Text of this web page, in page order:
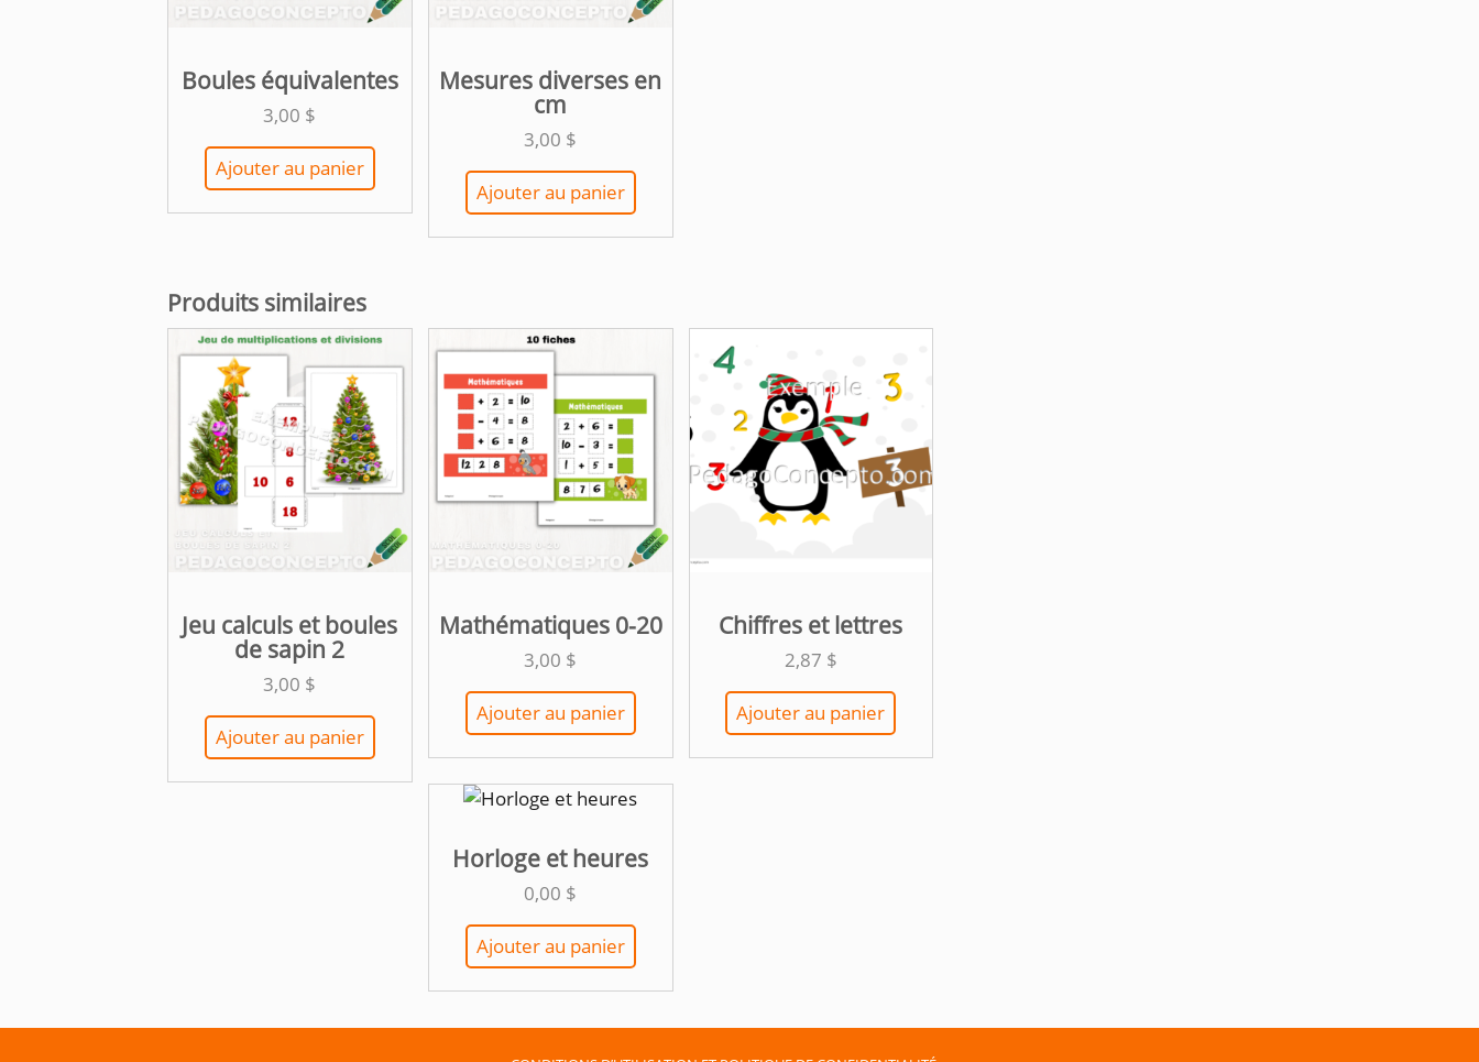
Boules équivalentes
3,00 $
Ajouter au panier
Mesures diverses en
cm
3,00 $
Ajouter au panier
Produits similaires
Jeu calculs et boules
de sapin 2
3,00 $
Ajouter au panier
Mathématiques 0-20
3,00 $
Ajouter au panier
Chiffres et lettres
2,87 $
Ajouter au panier
Horloge et heures
0,00 $
Ajouter au panier